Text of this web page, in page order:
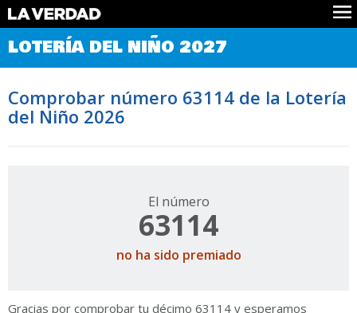
Comprobar Loteria del Niño
Premios
Noticias
Datos
Historia
LOTERÍA DEL NIÑO 2027
Comprobar número 63114 de la Lotería
del Niño 2026
El número
63114
no ha sido premiado
Gracias por comprobar tu décimo 63114 y esperamos